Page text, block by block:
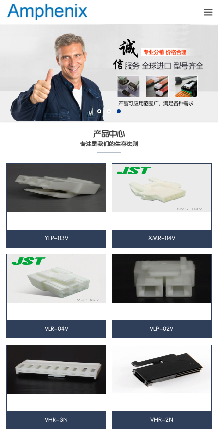
产品中心
专注是我们的生存法则
YLP-03V XMR-04V
VLR-04V VLP-02V
VHR-3N VHR-2N